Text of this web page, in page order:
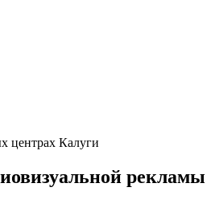
центрах Калуги
рекламы